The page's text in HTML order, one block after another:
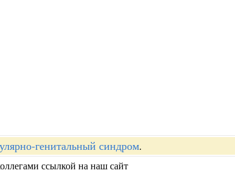
генитальный синдром.
ссылкой на наш сайт